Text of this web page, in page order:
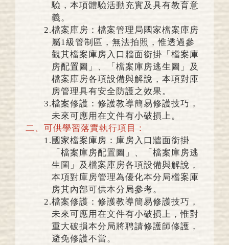
驗，本項體驗活動充實及具有教育意
義。
2.檔案庫房：檔案管理局國家檔案庫房
屬1級管制區，無法拍照，惟透過參
觀其檔案庫房入口牆面銜掛「檔案庫
房配置圖」、「檔案庫房逃生圖」及
檔案庫房各項設備與解說，本項對庫
房管理具有安全防護之效果。
3.檔案修護：修護教導簡易修護技巧，
未來可應用在文件有小破損上。
二、 可供學習落實執行項目：
1. 國家檔案庫房：庫房入口牆面銜掛
「檔案庫房配置圖」、「檔案庫房逃
生圖」及檔案庫房各項設備與解說，
本項對庫房管理為優化本分局檔案庫
房其內部可供本分局參考。
2.檔案修護：修護教導簡易修護技巧，
未來可應用在文件有小破損上，惟對
重大破損本分局將聘請修護師修護，
避免修護不當。